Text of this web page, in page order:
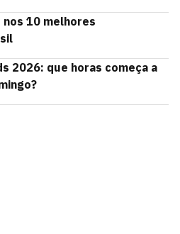
10 melhores
2026: que horas começa a